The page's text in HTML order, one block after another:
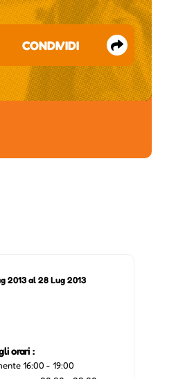
CONDIVIDI
2013 al 28 Lug 2013
orari :
16:00 - 19:00